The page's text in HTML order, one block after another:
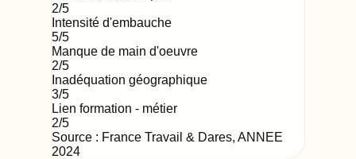
2/5
Intensité d'embauche
5/5
Manque de main d'oeuvre
2/5
Inadéquation géographique
3/5
Lien formation - métier
2/5
Source : France Travail & Dares, ANNEE
2024